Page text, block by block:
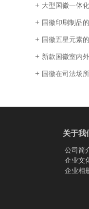
大型国徽一体
国徽印刷制品
国徽五星元素
新款国徽室内
国徽在司法场
关于我
公司简
企业文
企业相